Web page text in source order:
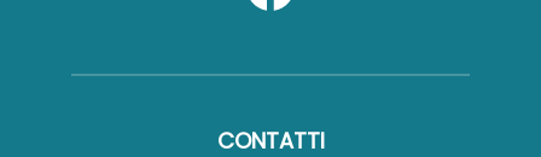
CONTATTI